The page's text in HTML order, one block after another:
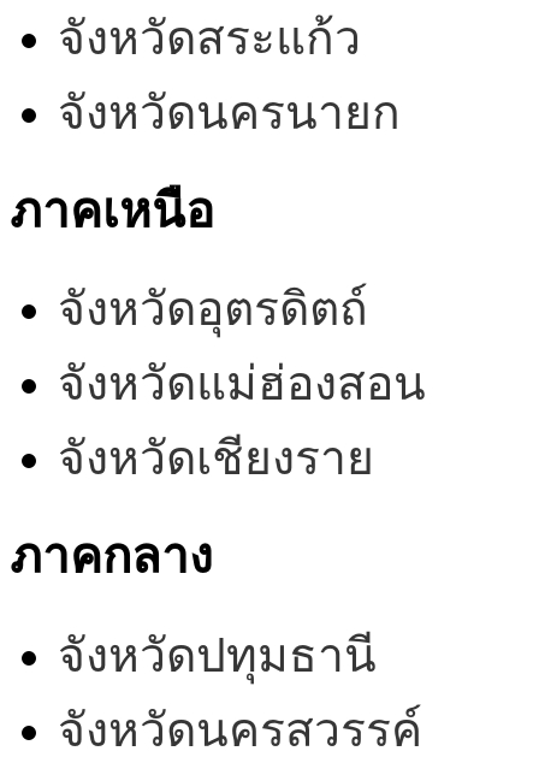
จังหวัดสระแก้ว
จังหวัดนครนายก
ภาคเหนือ
จังหวัดอุตรดิตถ์
จังหวัดแม่ฮ่องสอน
จังหวัดเชียงราย
ภาคกลาง
จังหวัดปทุมธานี
จังหวัดนครสวรรค์